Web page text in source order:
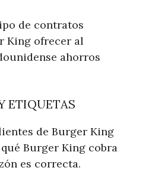
de contratos
King ofrecer al
ahorros
ETIQUETAS
de Burger King
Burger King cobra
es correcta.